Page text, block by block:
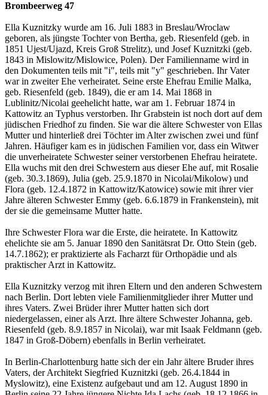
Brombeerweg 47
Ella Kuznitzky wurde am 16. Juli 1883 in Breslau/Wroclaw
geboren, als jüngste Tochter von Bertha, geb. Riesenfeld (geb. in
1851 Ujest/Ujazd, Kreis Groß Strelitz), und Josef Kuznitzki (geb.
1843 in Mislowitz/Mislowice, Polen). Der Familienname wird in
den Dokumenten teils mit "i", teils mit "y" geschrieben. Ihr Vater
war in zweiter Ehe verheiratet. Seine erste Ehefrau Emilie Malka,
geb. Riesenfeld (geb. 1849), die er am 14. Mai 1868 in
Lublinitz/Nicolai geehelicht hatte, war am 1. Februar 1874 in
Kattowitz an Typhus verstorben. Ihr Grabstein ist noch dort auf dem
jüdischen Friedhof zu finden. Sie war die ältere Schwester von Ellas
Mutter und hinterließ drei Töchter im Alter zwischen zwei und fünf
Jahren. Häufiger kam es in jüdischen Familien vor, dass ein Witwer
die unverheiratete Schwester seiner verstorbenen Ehefrau heiratete.
Ella wuchs mit den drei Schwestern aus dieser Ehe auf, mit Rosalie
(geb. 30.3.1869), Julia (geb. 25.9.1870 in Nicolai/Mikolow) und
Flora (geb. 12.4.1872 in Kattowitz/Katowice) sowie mit ihrer vier
Jahre älteren Schwester Emmy (geb. 6.6.1879 in Frankenstein), mit
der sie die gemeinsame Mutter hatte.
Ihre Schwester Flora war die Erste, die heiratete. In Kattowitz
ehelichte sie am 5. Januar 1890 den Sanitätsrat Dr. Otto Stein (geb.
14.7.1862); er praktizierte als Facharzt für Orthopädie und als
praktischer Arzt in Kattowitz.
Ella Kuznitzky verzog mit ihren Eltern und den anderen Schwestern
nach Berlin. Dort lebten viele Familienmitglieder ihrer Mutter und
ihres Vaters. Zwei Brüder ihrer Mutter hatten sich dort
niedergelassen, einer als Arzt. Ihre ältere Schwester Johanna, geb.
Riesenfeld (geb. 8.9.1857 in Nicolai), war mit Isaak Feldmann (geb.
1847 in Groß-Döbern) ebenfalls in Berlin verheiratet.
In Berlin-Charlottenburg hatte sich der ein Jahr ältere Bruder ihres
Vaters, der Architekt Siegfried Kuznitzki (geb. 26.4.1844 in
Myslowitz), eine Existenz aufgebaut und am 12. August 1890 in